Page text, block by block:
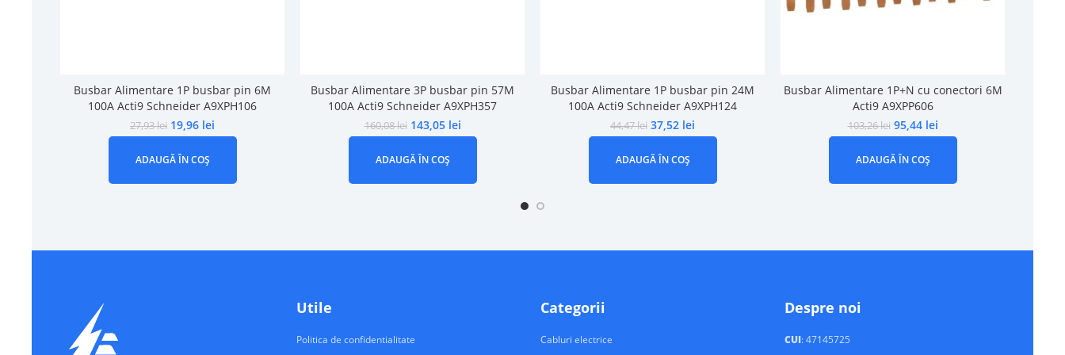
Busbar Alimentare 1P busbar pin 6M
100A Acti9 Schneider A9XPH106
27,93lei 19,96 lei
ADAUGĂ ÎN COȘ
Busbar Alimentare 3P busbar pin 57M
100A Acti9 Schneider A9XPH357
160,08lei 143,05 lei
ADAUGĂ ÎN COȘ
Busbar Alimentare 1P busbar pin 24M
100A Acti9 Schneider A9XPH124
44,47lei 37,52 lei
ADAUGĂ ÎN COȘ
Busbar Alimentare 1P+N cu conectori 6M
Acti9 A9XPP606
103,26lei 95,44 lei
ADAUGĂ ÎN COȘ
Utile
Politica de confidentialitate
Categorii
Cabluri electrice
Despre noi
CUI: 47145725